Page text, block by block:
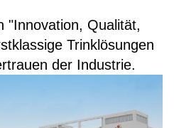
"Innovation, Qualität,
Trinklösungen
der Industrie.